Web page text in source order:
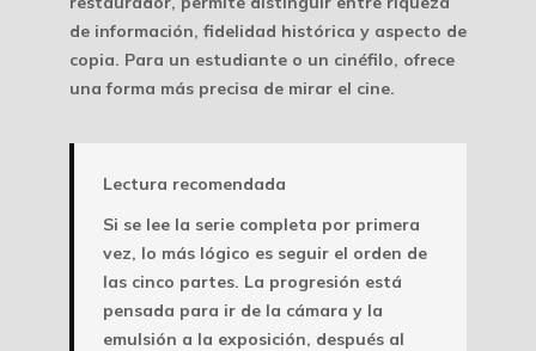
de información, fidelidad histórica y aspecto de
copia. Para un estudiante o un cinéfilo, ofrece
una forma más precisa de mirar el cine.
Lectura recomendada
Si se lee la serie completa por primera
vez, lo más lógico es seguir el orden de
las cinco partes. La progresión está
pensada para ir de la cámara y la
emulsión a la exposición, después al